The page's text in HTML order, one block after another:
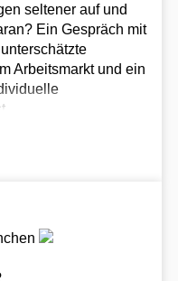
seltener auf und
Ein Gespräch mit
Arbeitsmarkt und ein